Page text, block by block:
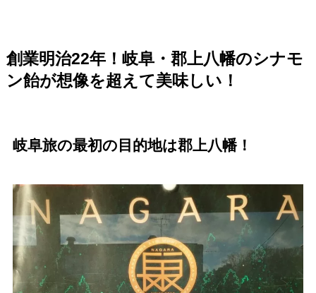
創業明治22年！岐阜・郡上八幡のシナモ
ン飴が想像を超えて美味しい！
岐阜旅の最初の目的地は郡上八幡！